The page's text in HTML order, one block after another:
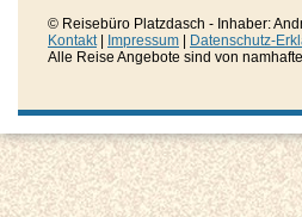
© Reisebüro Platzdasch - Inhaber:
Kontakt| Impressum
Datenschutz-
Alle Reise Angebote sind von